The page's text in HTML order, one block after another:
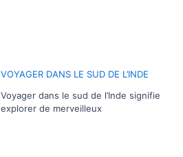
VOYAGER DANS LE SUD DE L’INDE
Voyager dans le sud de l’Inde signifie
explorer de merveilleux